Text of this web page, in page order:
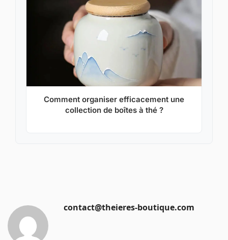
Comment organiser efficacement une
collection de boîtes à thé ?
contact@theieres-boutique.com